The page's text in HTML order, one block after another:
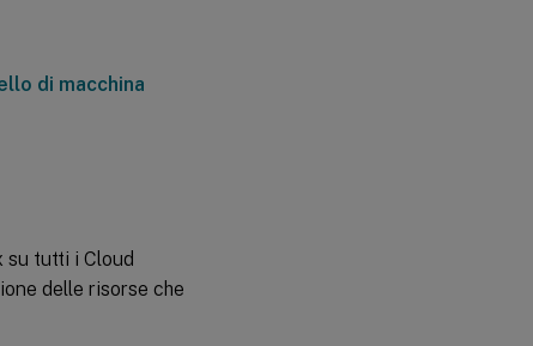
di macchina
su tutti i Cloud
delle risorse che